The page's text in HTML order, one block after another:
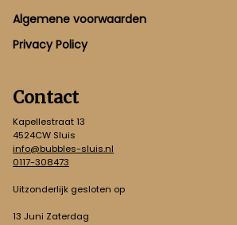
Footer
Algemene voorwaarden
Privacy Policy
Contact
Kapellestraat 13
4524CW Sluis
info@bubbles-sluis.nl
0117-308473
Uitzonderlijk gesloten op
13 Juni Zaterdag